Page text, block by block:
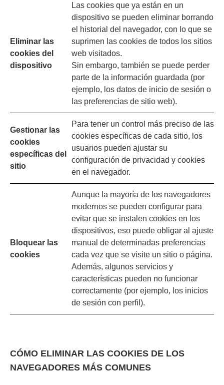
Eliminar las
cookies del
dispositivo
Las cookies que ya están en un
dispositivo se pueden eliminar borrando
el historial del navegador, con lo que se
suprimen las cookies de todos los sitios
web visitados.
Sin embargo, también se puede perder
parte de la información guardada (por
ejemplo, los datos de inicio de sesión o
las preferencias de sitio web).
Gestionar las
cookies
específicas del
sitio
Para tener un control más preciso de las
cookies específicas de cada sitio, los
usuarios pueden ajustar su
configuración de privacidad y cookies
en el navegador.
Bloquear las
cookies
Aunque la mayoría de los navegadores
modernos se pueden configurar para
evitar que se instalen cookies en los
dispositivos, eso puede obligar al ajuste
manual de determinadas preferencias
cada vez que se visite un sitio o página.
Además, algunos servicios y
características pueden no funcionar
correctamente (por ejemplo, los inicios
de sesión con perfil).
CÓMO ELIMINAR LAS COOKIES DE LOS
NAVEGADORES MÁS COMUNES